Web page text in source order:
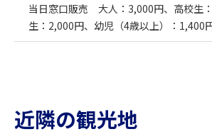
当日窓口販売 大人：3,000円、高校生
生：2,000円、幼児（4歳以上）：1,400
近隣の観光地